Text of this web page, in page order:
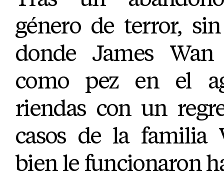
género de terror,
donde James Wan
como pez en el
riendas con un
casos de la familia
bien le funcionaron